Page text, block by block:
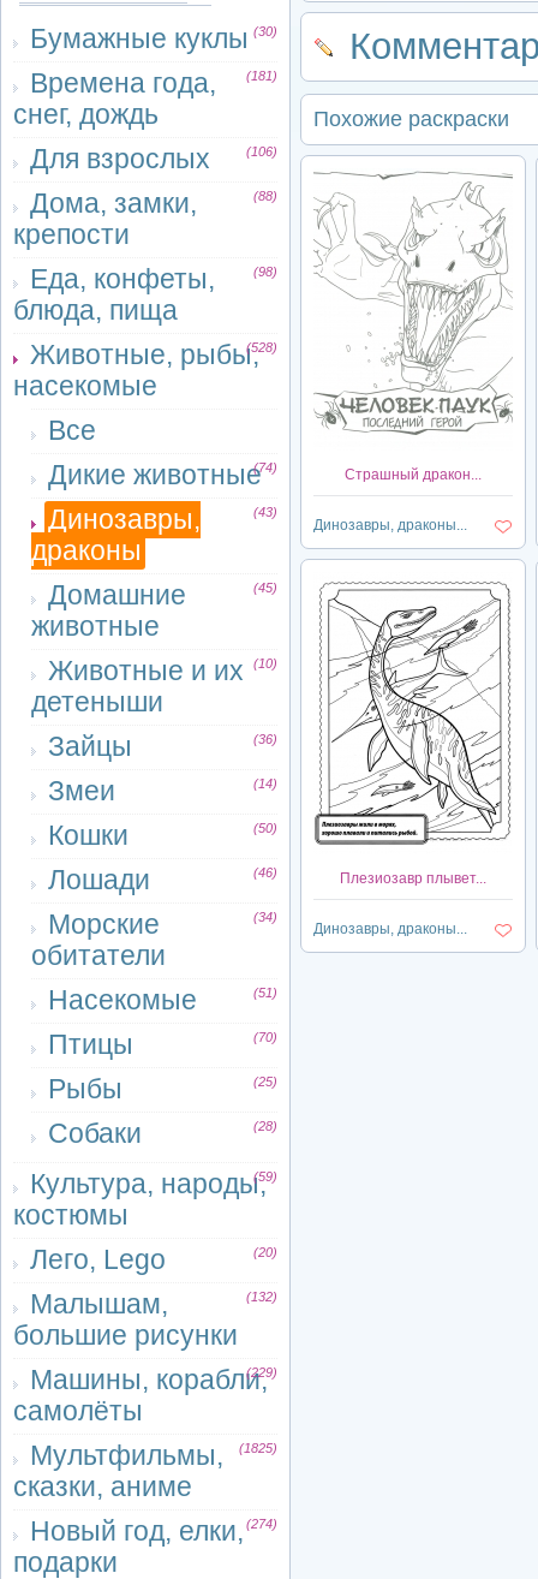
Бумажные куклы (30)
Времена года,
снег, дождь
(181)
Для взрослых (106)
Дома, замки,
крепости
(88)
Еда, конфеты,
блюда, пища
(98)
Животные, рыбы,
насекомые
(528)
Все
Дикие животные(74)
Динозавры,
драконы
(43)
Домашние
животные
(45)
Животные и их
детеныши
(10)
Зайцы (36)
Змеи (14)
Кошки (50)
Лошади (46)
Морские
обитатели
(34)
Насекомые (51)
Птицы (70)
Рыбы (25)
Собаки (28)
Культура, народы,
костюмы
(59)
Лего, Lego (20)
Малышам,
большие рисунки
(132)
Машины, корабли,
самолёты
(229)
Мультфильмы,
сказки, аниме
(1825)
Новый год, елки,
подарки
(274)
Похожие раскраски
Страшный дракон...
Динозавры, драконы...
Плезиозавр плывет...
Динозавры, драконы...